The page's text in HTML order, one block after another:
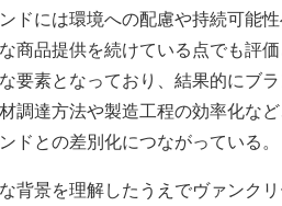
ドには環境への配慮や持続可能性
商品提供を続けている点でも評
要素となっており、結果的にブ
調達方法や製造工程の効率化な
ドとの差別化につながっている。
背景を理解したうえでヴァンク